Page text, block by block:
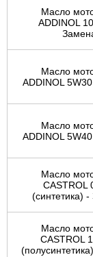
Масло
ADDINOL
Масло
ADDINOL
Масло
ADDINOL
Масло
CASTROL
(синтетика)
Масло
CASTROL